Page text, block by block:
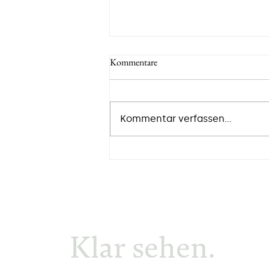
Kommentare
Kommentar verfassen...
Klar sehen.